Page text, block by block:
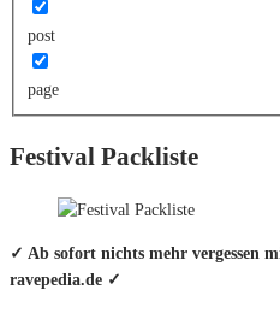
post
page
Festival Packliste
✓ Ab sofort nichts mehr vergessen
ravepedia.de ✓